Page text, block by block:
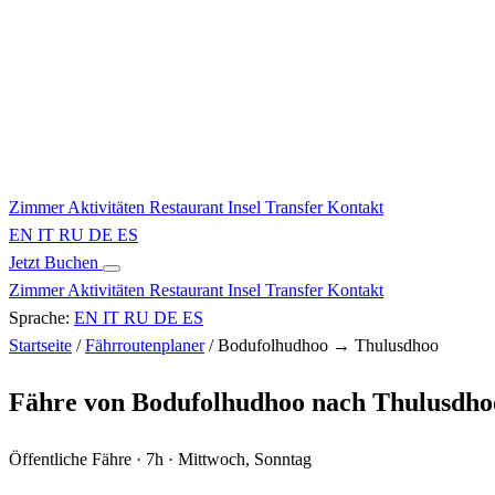
ZimmerAktivitäten Restaurant Insel TransferKontakt
EN IT RU DE ES
Jetzt Buchen
ZimmerAktivitäten Restaurant Insel TransferKontakt
Sprache: EN IT RU DE ES
Startseite / Fährroutenplaner / Bodufolhudhoo → Thulusdhoo
Fähre von Bodufolhudhoo nach
Öffentliche Fähre · 7h · Mittwoch, Sonntag